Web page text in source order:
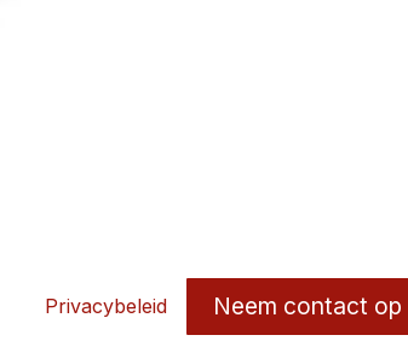
Privacybeleid Neem contact op